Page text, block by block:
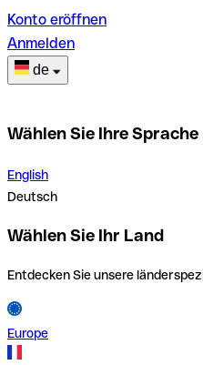
Konto eröffnen
Anmelden
de
Wählen Sie Ihre Sprache
English
Deutsch
Wählen Sie Ihr Land
Entdecken Sie unsere
Europe